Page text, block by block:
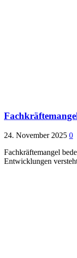
24. November 2025 0
Fachkräftemangel
Entwicklungen